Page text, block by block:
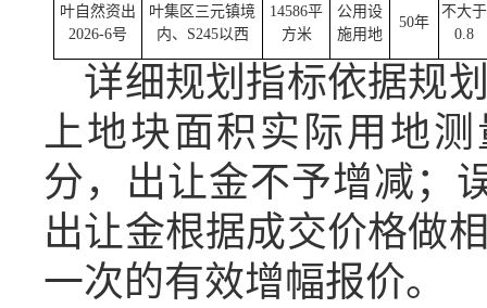
叶自然资出
2026-6号
叶集区三元镇境
内、 S245以西
14586平
方米
公用设
施用地
50年
不大于
0.8
详细规划指标依据规
上地块面积实际用地
分，出让金不予增减；
出让金根据成交价格做
一次的有效增幅报价。